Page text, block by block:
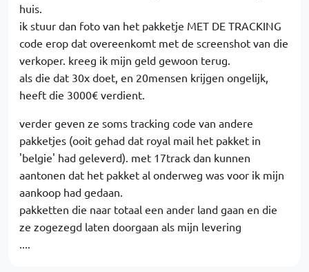
huis.
ik stuur dan foto van het pakketje MET DE TRACKING
code erop dat overeenkomt met de screenshot van die
verkoper. kreeg ik mijn geld gewoon terug.
als die dat 30x doet, en 20mensen krijgen ongelijk,
heeft die 3000€ verdient.
verder geven ze soms tracking code van andere
pakketjes (ooit gehad dat royal mail het pakket in
'belgie' had geleverd). met 17track dan kunnen
aantonen dat het pakket al onderweg was voor ik mijn
aankoop had gedaan.
pakketten die naar totaal een ander land gaan en die
ze zogezegd laten doorgaan als mijn levering